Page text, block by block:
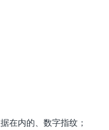
在内的、数字指纹；